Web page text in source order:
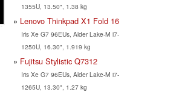
1355U, 13.50", 1.38 kg
Lenovo Thinkpad X1 Fold 16
Iris Xe G7 96EUs, Alder Lake-M i7-
1250U, 16.30", 1.919 kg
Fujitsu Stylistic Q7312
Iris Xe G7 96EUs, Alder Lake-M i7-
1265U, 13.30", 1.27 kg